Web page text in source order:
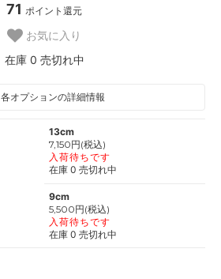
71 ポイント還元
お気に入り
在庫 0 売切れ中
各オプションの詳細情報
13cm
7,150円(税込)
入荷待ちです
在庫 0 売切れ中
9cm
5,500円(税込)
入荷待ちです
在庫 0 売切れ中